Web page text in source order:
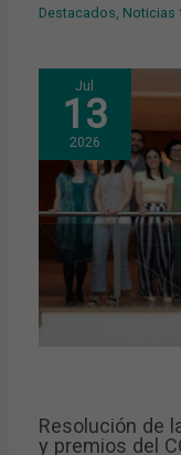
Destacados, Noticias
Jul
13
2026
Resolución de
y premios del